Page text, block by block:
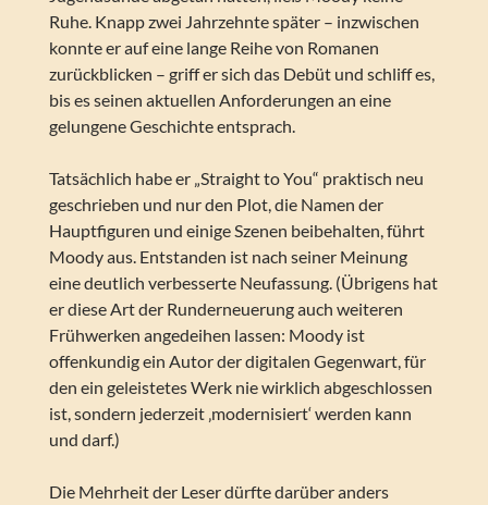
Ruhe. Knapp zwei Jahrzehnte später – inzwischen
konnte er auf eine lange Reihe von Romanen
zurückblicken – griff er sich das Debüt und schliff es,
bis es seinen aktuellen Anforderungen an eine
gelungene Geschichte entsprach.
Tatsächlich habe er „Straight to You“ praktisch neu
geschrieben und nur den Plot, die Namen der
Hauptfiguren und einige Szenen beibehalten, führt
Moody aus. Entstanden ist nach seiner Meinung
eine deutlich verbesserte Neufassung. (Übrigens hat
er diese Art der Runderneuerung auch weiteren
Frühwerken angedeihen lassen: Moody ist
offenkundig ein Autor der digitalen Gegenwart, für
den ein geleistetes Werk nie wirklich abgeschlossen
ist, sondern jederzeit ‚modernisiert‘ werden kann
und darf.)
Die Mehrheit der Leser dürfte darüber anders